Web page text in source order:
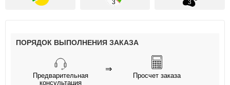
ПОРЯДОК ВЫПОЛНЕНИЯ ЗАКАЗА
Предварительная
консультация
⇒
Просчет заказа